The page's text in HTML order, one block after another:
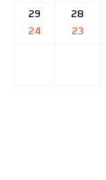
28
23
29
24